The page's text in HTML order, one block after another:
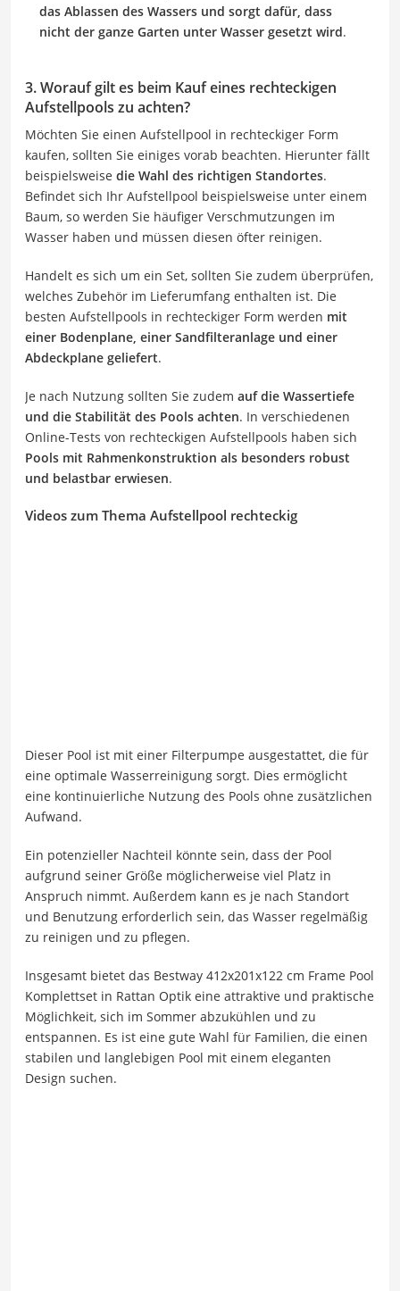
das Ablassen des Wassers und sorgt dafür, dass
nicht der ganze Garten unter Wasser gesetzt wird.
3. Worauf gilt es beim Kauf eines rechteckigen
Aufstellpools zu achten?
Möchten Sie einen Aufstellpool in rechteckiger Form
kaufen, sollten Sie einiges vorab beachten. Hierunter fällt
beispielsweise die Wahl des richtigen Standortes.
Befindet sich Ihr Aufstellpool beispielsweise unter einem
Baum, so werden Sie häufiger Verschmutzungen im
Wasser haben und müssen diesen öfter reinigen.
Handelt es sich um ein Set, sollten Sie zudem überprüfen,
welches Zubehör im Lieferumfang enthalten ist. Die
besten Aufstellpools in rechteckiger Form werden mit
einer Bodenplane, einer Sandfilteranlage und einer
Abdeckplane geliefert.
Je nach Nutzung sollten Sie zudem auf die Wassertiefe
und die Stabilität des Pools achten. In verschiedenen
Online-Tests von rechteckigen Aufstellpools haben sich
Pools mit Rahmenkonstruktion als besonders robust
und belastbar erwiesen.
Videos zum Thema Aufstellpool rechteckig
Dieser Pool ist mit einer Filterpumpe ausgestattet, die für
eine optimale Wasserreinigung sorgt. Dies ermöglicht
eine kontinuierliche Nutzung des Pools ohne zusätzlichen
Aufwand.
Ein potenzieller Nachteil könnte sein, dass der Pool
aufgrund seiner Größe möglicherweise viel Platz in
Anspruch nimmt. Außerdem kann es je nach Standort
und Benutzung erforderlich sein, das Wasser regelmäßig
zu reinigen und zu pflegen.
Insgesamt bietet das Bestway 412x201x122 cm Frame Pool
Komplettset in Rattan Optik eine attraktive und praktische
Möglichkeit, sich im Sommer abzukühlen und zu
entspannen. Es ist eine gute Wahl für Familien, die einen
stabilen und langlebigen Pool mit einem eleganten
Design suchen.